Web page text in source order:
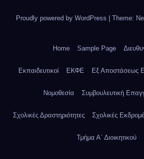
Proudly powered by WordPress Theme:
Home Sample Page
Εκπαιδευτικοί ΕΚΦΕ Εξ Αποστάσεως
Νομοθεσία Συμβουλευτική
Σχολικές Δραστηριότητες Σχολικές
Τμήμα Α΄ Διοικητικού